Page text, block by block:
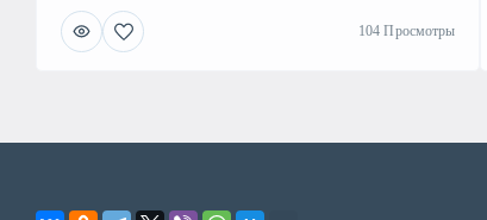
104 Просмотры